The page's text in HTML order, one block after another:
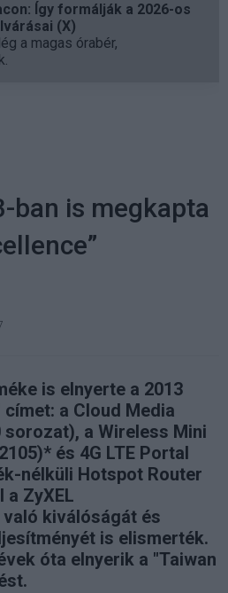
Így formálják a 2026-os
(X)
a magas órabér,
ban is megkapta
is elnyerte a 2013
a Cloud Media
a Wireless Mini
és 4G LTE Portal
nélküli Hotspot Router
a ZyXEL
kiválóságát és
is elismerték.
óta elnyerik a "Taiwan